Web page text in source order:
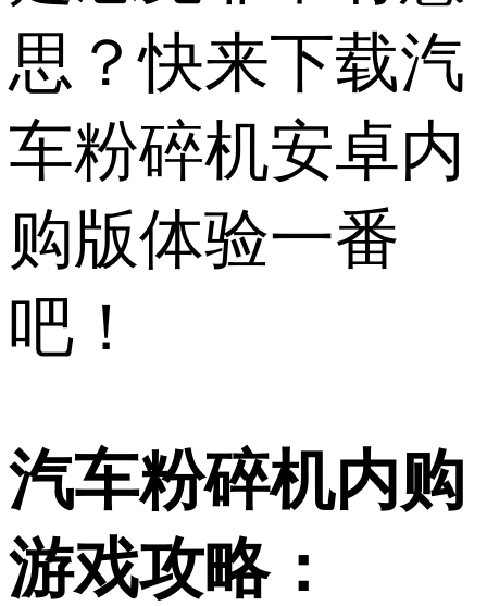
思？快来下载汽
车粉碎机安卓内
购版体验一番
吧！
汽车粉碎机内购
游戏攻略：